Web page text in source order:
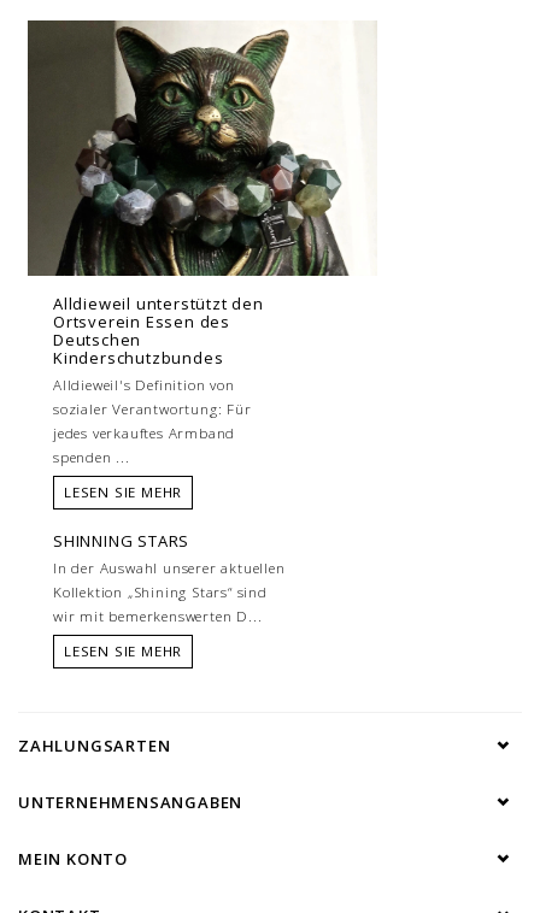
Alldieweil unterstützt den
Ortsverein Essen des
Deutschen
Kinderschutzbundes
Alldieweil's Definition von
sozialer Verantwortung: Für
jedes verkauftes Armband
spenden ...
LESEN SIE MEHR
SHINNING STARS
In der Auswahl unserer aktuellen
Kollektion „Shining Stars“ sind
wir mit bemerkenswerten D...
LESEN SIE MEHR
ZAHLUNGSARTEN
UNTERNEHMENSANGABEN
MEIN KONTO